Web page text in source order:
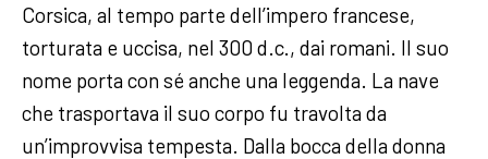
Corsica, al tempo parte dell’impero francese,
torturata e uccisa, nel 300 d.c., dai romani. Il suo
nome porta con sé anche una leggenda. La nave
che trasportava il suo corpo fu travolta da
un’improvvisa tempesta. Dalla bocca della donna